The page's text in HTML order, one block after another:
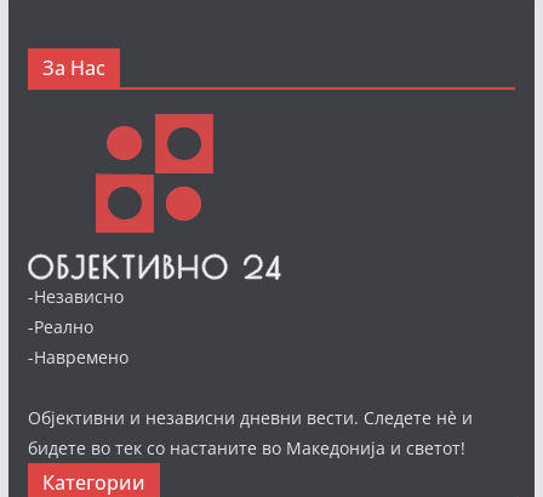
За Нас
-Независно
-Реално
-Навремено
Објективни и независни дневни вести. Следете нè и
бидете во тек со настаните во Македонија и светот!
Категории